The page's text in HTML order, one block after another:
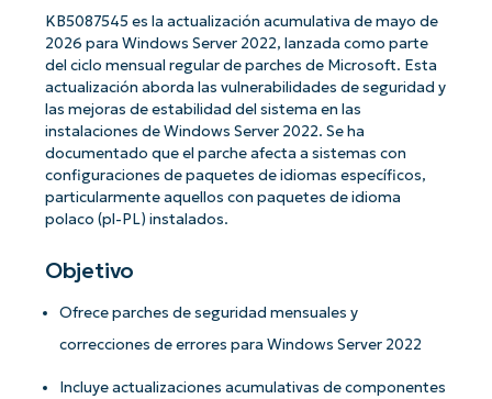
KB5087545 es la actualización acumulativa de mayo de
2026 para Windows Server 2022, lanzada como parte
del ciclo mensual regular de parches de Microsoft. Esta
actualización aborda las vulnerabilidades de seguridad y
las mejoras de estabilidad del sistema en las
instalaciones de Windows Server 2022. Se ha
documentado que el parche afecta a sistemas con
configuraciones de paquetes de idiomas específicos,
particularmente aquellos con paquetes de idioma
polaco (pl-PL) instalados.
Objetivo
Ofrece parches de seguridad mensuales y
correcciones de errores para Windows Server 2022
Incluye actualizaciones acumulativas de componentes